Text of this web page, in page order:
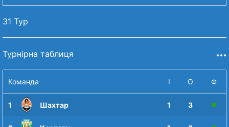
31 Тур
Турнірна таблиця
Команда І О Ф
1 Шахтар 1 3